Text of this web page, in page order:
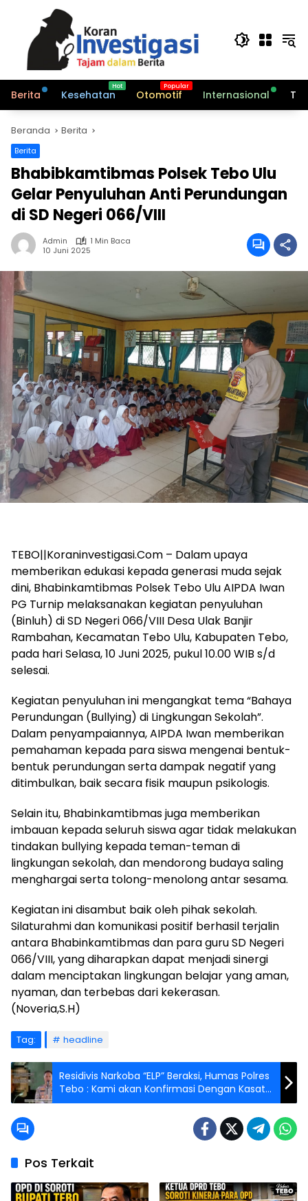
Berita Kesehatan Otomotif Internasional
Beranda Berita
Berita
Bhabibkamtibmas Polsek Tebo Ulu
Gelar Penyuluhan Anti Perundungan
di SD Negeri 066/VIII
Admin
1 Min Baca
10 Juni 2025
TEBO||Koraninvestigasi.Com – Dalam upaya
memberikan edukasi kepada generasi muda sejak
dini, Bhabinkamtibmas Polsek Tebo Ulu AIPDA Iwan
PG Turnip melaksanakan kegiatan penyuluhan
(Binluh) di SD Negeri 066/VIII Desa Ulak Banjir
Rambahan, Kecamatan Tebo Ulu, Kabupaten Tebo,
pada hari Selasa, 10 Juni 2025, pukul 10.00 WIB s/d
selesai.
Kegiatan penyuluhan ini mengangkat tema “Bahaya
Perundungan (Bullying) di Lingkungan Sekolah”.
Dalam penyampaiannya, AIPDA Iwan memberikan
pemahaman kepada para siswa mengenai bentuk-
bentuk perundungan serta dampak negatif yang
ditimbulkan, baik secara fisik maupun psikologis.
Selain itu, Bhabinkamtibmas juga memberikan
imbauan kepada seluruh siswa agar tidak melakukan
tindakan bullying kepada teman-teman di
lingkungan sekolah, dan mendorong budaya saling
menghargai serta tolong-menolong antar sesama.
Kegiatan ini disambut baik oleh pihak sekolah.
Silaturahmi dan komunikasi positif berhasil terjalin
antara Bhabinkamtibmas dan para guru SD Negeri
066/VIII, yang diharapkan dapat menjadi sinergi
dalam menciptakan lingkungan belajar yang aman,
nyaman, dan terbebas dari kekerasan.
(Noveria,S.H)
Tag: headline
Residivis Narkoba “ELP” Beraksi, Humas Polres
Tebo : Kami akan Konfirmasi Dengan Kasat
Narkoba
Pos Terkait